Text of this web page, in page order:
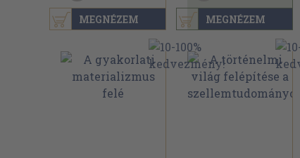
MEGNÉZEM MEGNÉZEM